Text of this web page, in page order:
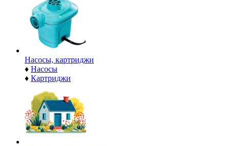
Насосы, картриджи
♦ Насосы
♦ Картриджи